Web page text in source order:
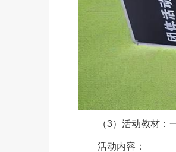
（3）活动教材：一
活动内容：